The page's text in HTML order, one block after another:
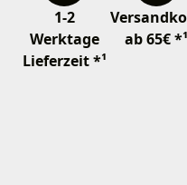
1-2
Werktage
Lieferzeit *¹
ab 65€ *¹